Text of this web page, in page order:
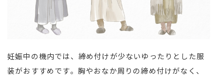
妊娠中の機内では、締め付けが少ないゆったりとした服
装がおすすめです。胸やおなか周りの締め付けがなく、